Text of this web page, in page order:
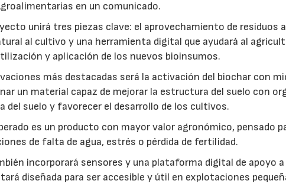
en un comunicado.
unirá tres piezas clave: el aprovechamiento de residuos
al cultivo y una herramienta digital que ayudará al
y aplicación de los nuevos bioinsumos.
más destacadas será la activación del biochar con
un material capaz de mejorar la estructura del suelo con
del suelo y favorecer el desarrollo de los cultivos.
es un producto con mayor valor agronómico, pensado
de falta de agua, estrés o pérdida de fertilidad.
incorporará sensores y una plataforma digital de apoyo
diseñada para ser accesible y útil en explotaciones